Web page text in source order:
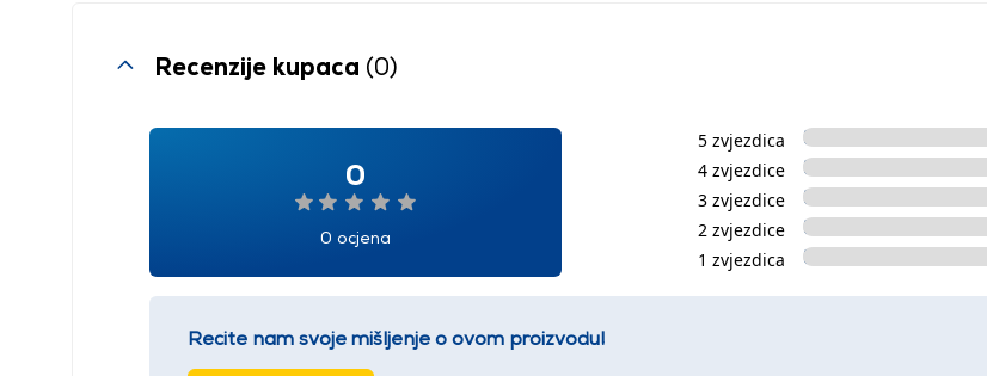
Recenzije kupaca (0)
0
0 ocjena
5 zvjezdica
4 zvjezdice
3 zvjezdice
2 zvjezdice
1 zvjezdica
Recite nam svoje mišljenje o ovom proizvodu!